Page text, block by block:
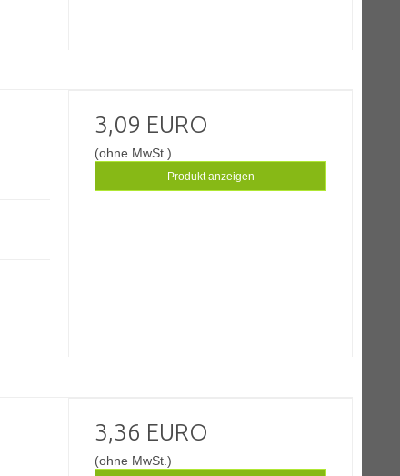
3,09 EURO
(ohne MwSt.)
Produkt anzeigen
3,36 EURO
(ohne MwSt.)